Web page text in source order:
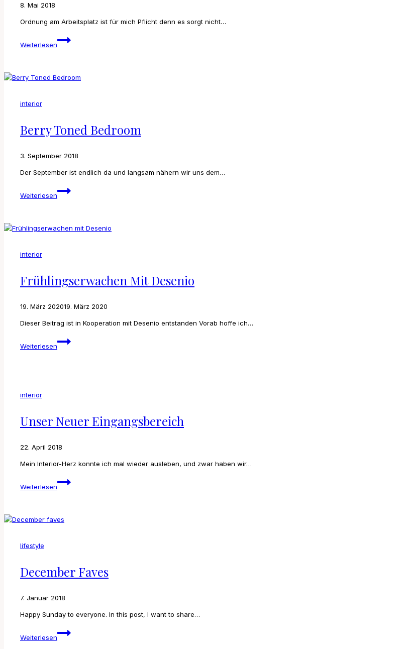
8. Mai 2018
Ordnung am Arbeitsplatz ist für mich Pflicht denn es sorgt nicht…
Weiterlesen
New
Office
interior
Berry Toned Bedroom
3. September 2018
Der September ist endlich da und langsam nähern wir uns dem…
Weiterlesen
Berry
Toned
interior
Frühlingserwachen Mit Desenio
19. März 202019. März 2020
Dieser Beitrag ist in Kooperation mit Desenio entstanden Vorab hoffe ich…
Weiterlesen
Frühlingserwachen
mit
interior
Unser Neuer Eingangsbereich
22. April 2018
Mein Interior-Herz konnte ich mal wieder ausleben, und zwar haben wir…
Weiterlesen
Unser
neuer
lifestyle
December Faves
7. Januar 2018
Happy Sunday to everyone. In this post, I want to share…
Weiterlesen
December
faves